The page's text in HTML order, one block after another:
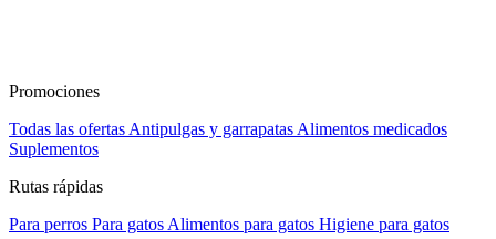
Promociones
Todas las ofertas Antipulgas y garrapatas Alimentos medicados
Suplementos
Rutas rápidas
Para perros Para gatos Alimentos para gatos Higiene para gatos